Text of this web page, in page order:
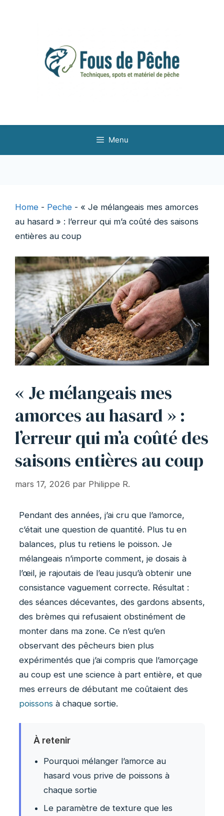
Menu
Home - Peche - « Je mélangeais mes amorces
au hasard » : l’erreur qui m’a coûté des saisons
entières au coup
« Je mélangeais mes
amorces au hasard » :
l’erreur qui m’a coûté des
saisons entières au coup
mars 17, 2026 par Philippe R.
Pendant des années, j’ai cru que l’amorce,
c’était une question de quantité. Plus tu en
balances, plus tu retiens le poisson. Je
mélangeais n’importe comment, je dosais à
l’œil, je rajoutais de l’eau jusqu’à obtenir une
consistance vaguement correcte. Résultat :
des séances décevantes, des gardons absents,
des brèmes qui refusaient obstinément de
monter dans ma zone. Ce n’est qu’en
observant des pêcheurs bien plus
expérimentés que j’ai compris que l’amorçage
au coup est une science à part entière, et que
mes erreurs de débutant me coûtaient des
poissons à chaque sortie.
À retenir
Pourquoi mélanger l’amorce au
hasard vous prive de poissons à
chaque sortie
Le paramètre de texture que les